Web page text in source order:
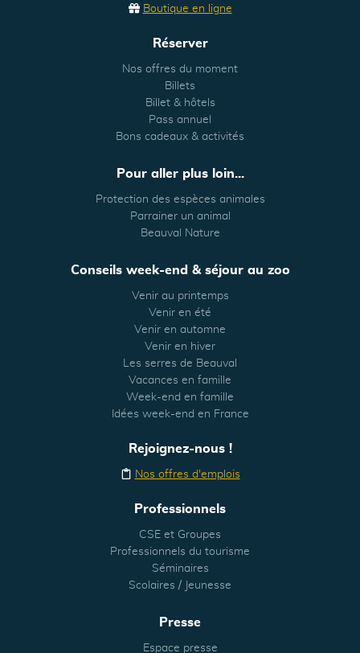
Boutique en ligne
Réserver
Nos offres du moment
Billets
Billet & hôtels
Pass annuel
Bons cadeaux & activités
Pour aller plus loin...
Protection des espèces animales
Parrainer un animal
Beauval Nature
Conseils week-end & séjour au zoo
Venir au printemps
Venir en été
Venir en automne
Venir en hiver
Les serres de Beauval
Vacances en famille
Week-end en famille
Idées week-end en France
Rejoignez-nous !
Nos offres d'emplois
Professionnels
CSE et Groupes
Professionnels du tourisme
Séminaires
Scolaires / Jeunesse
Presse
Espace presse